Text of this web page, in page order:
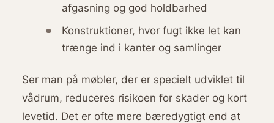
afgasning og god holdbarhed
Konstruktioner, hvor fugt ikke let kan
trænge ind i kanter og samlinger
Ser man på møbler, der er specielt udviklet til
vådrum, reduceres risikoen for skader og kort
levetid. Det er ofte mere bæredygtigt end at